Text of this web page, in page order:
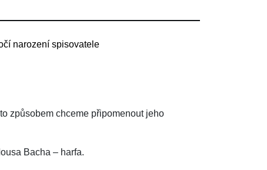
narození spisovatele
způsobem chceme připomenout jeho
Bacha – harfa.